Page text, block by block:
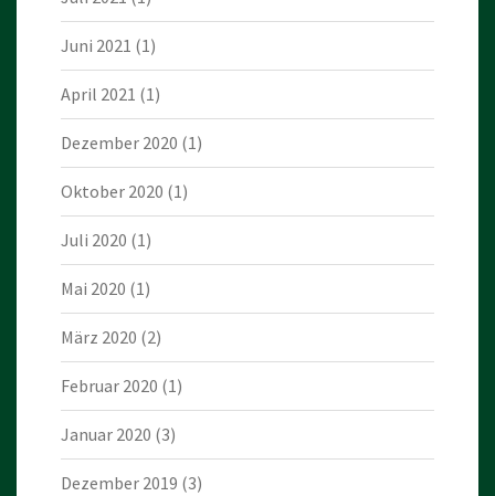
Juni 2021 (1)
April 2021 (1)
Dezember 2020 (1)
Oktober 2020 (1)
Juli 2020 (1)
Mai 2020 (1)
März 2020 (2)
Februar 2020 (1)
Januar 2020 (3)
Dezember 2019 (3)